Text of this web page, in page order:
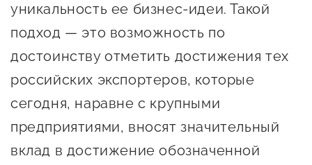
Истории успеха
Календарь
мероприятий для
предпринимателей
Истории успеха
Проекты
Оказание услуг в
социальной сфере
О центре
Проекты
Поддержка центра
Истории успеха
Центр инновационно-
технологического и
креативного
предпринимательства
О центре
Обучающие
уникальность ее бизнес-идеи. Такой
подход — это возможность по
достоинству отметить достижения тех
российских экспортеров, которые
сегодня, наравне с крупными
предприятиями, вносят значительный
вклад в достижение обозначенной